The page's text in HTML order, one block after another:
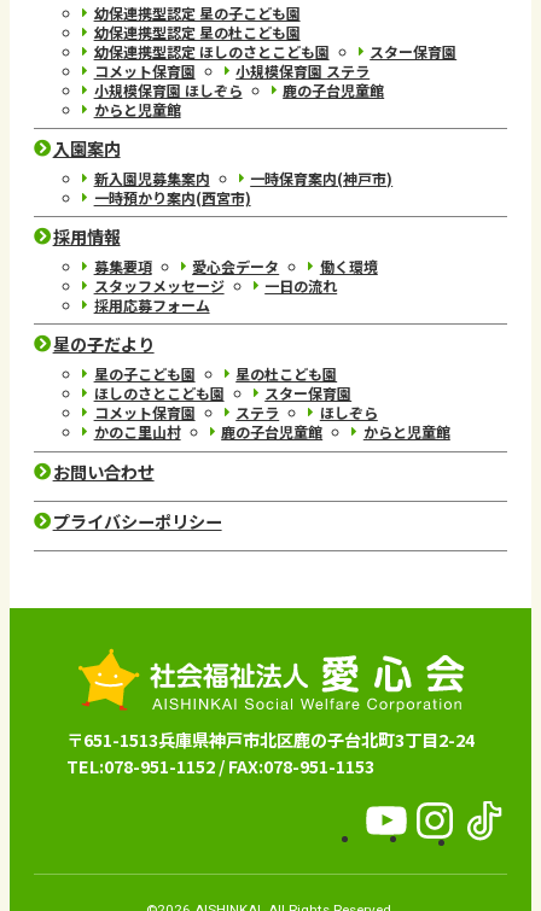
幼保連携型認定 星の子こども園
幼保連携型認定 星の杜こども園
幼保連携型認定 ほしのさとこども園
スター保育園
コメット保育園
小規模保育園 ステラ
小規模保育園 ほしぞら
鹿の子台児童館
からと児童館
入園案内
新入園児募集案内
一時保育案内(神戸市)
一時預かり案内(西宮市)
採用情報
募集要項 愛心会データ
働く環境
スタッフメッセージ
一日の流れ
採用応募フォーム
星の子だより
星の子こども園
星の杜こども園
ほしのさとこども園
スター保育園
コメット保育園
ステラ
ほしぞら
かのこ里山村
鹿の子台児童館 からと児童館
お問い合わせ
プライバシーポリシー
〒651-1513兵庫県神戸市北区鹿の子台北町3丁目2-24
TEL:078-951-1152 / FAX:078-951-1153
愛
愛
愛